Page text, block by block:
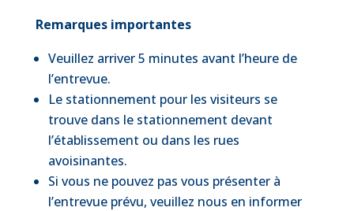
Remarques importantes
Veuillez arriver 5 minutes avant l’heure de
l’entrevue.
Le stationnement pour les visiteurs se
trouve dans le stationnement devant
l’établissement ou dans les rues
avoisinantes.
Si vous ne pouvez pas vous présenter à
l’entrevue prévu, veuillez nous en informer